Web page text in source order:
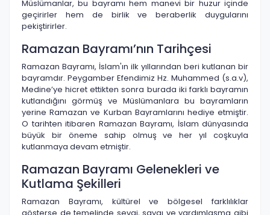
Müslümanlar, bu bayramı hem manevi bir huzur içinde
geçirirler hem de birlik ve beraberlik duygularını
pekiştirirler.
Ramazan Bayramı’nın Tarihçesi
Ramazan Bayramı, İslam'ın ilk yıllarından beri kutlanan bir
bayramdır. Peygamber Efendimiz Hz. Muhammed (s.a.v),
Medine’ye hicret ettikten sonra burada iki farklı bayramın
kutlandığını görmüş ve Müslümanlara bu bayramların
yerine Ramazan ve Kurban Bayramlarını hediye etmiştir.
O tarihten itibaren Ramazan Bayramı, İslam dünyasında
büyük bir öneme sahip olmuş ve her yıl coşkuyla
kutlanmaya devam etmiştir.
Ramazan Bayramı Gelenekleri ve
Kutlama Şekilleri
Ramazan Bayramı, kültürel ve bölgesel farklılıklar